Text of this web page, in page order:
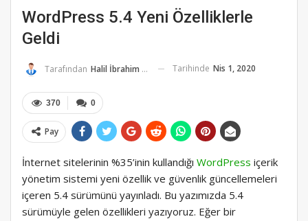
WordPress 5.4 Yeni Özelliklerle
Geldi
Tarafından Halil İbrahim K. Tarihinde Nis 1, 2020
0
370
Pay
İnternet sitelerinin %35’inin kullandığı WordPress içerik
yönetim sistemi yeni özellik ve güvenlik güncellemeleri
içeren 5.4 sürümünü yayınladı. Bu yazımızda 5.4
sürümüyle gelen özellikleri yazıyoruz. Eğer bir